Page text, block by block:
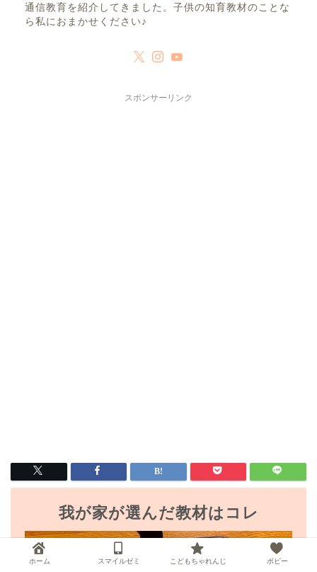
通信教育を紹介してきました。子供の知育教材のことな
ら私におまかせください♪
スポンサーリンク
我が家が選んだ教材はコレ
ホーム スマイルゼミ こどもちゃれんじ ポピー